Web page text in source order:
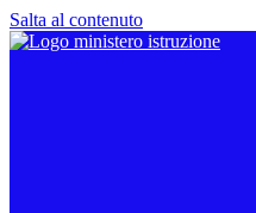
Salta al contenuto